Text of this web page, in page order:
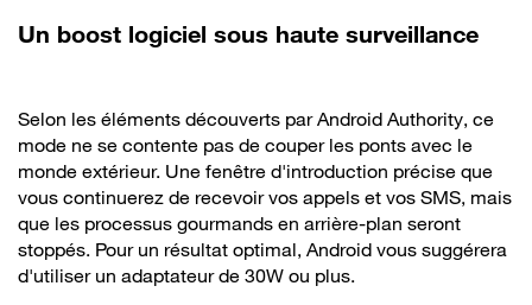
Un boost logiciel sous haute surveillance
Selon les éléments découverts par Android Authority, ce
mode ne se contente pas de couper les ponts avec le
monde extérieur. Une fenêtre d'introduction précise que
vous continuerez de recevoir vos appels et vos SMS, mais
que les processus gourmands en arrière-plan seront
stoppés. Pour un résultat optimal, Android vous suggérera
d'utiliser un adaptateur de 30W ou plus.